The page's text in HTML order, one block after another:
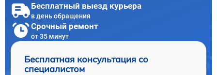
Бесплатный выезд курьера
в день обращения
Срочный ремонт
от 35 минут
Бесплатная консультация со
специалистом